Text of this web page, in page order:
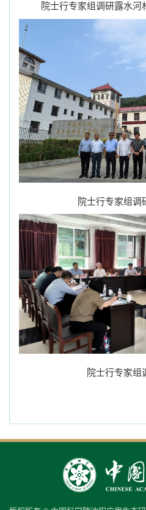
院士行专家组调研露水河
院士行专家组调
院士行专家组